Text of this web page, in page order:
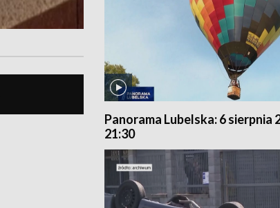
Panorama Lubelska: 6 sierpnia
21:30